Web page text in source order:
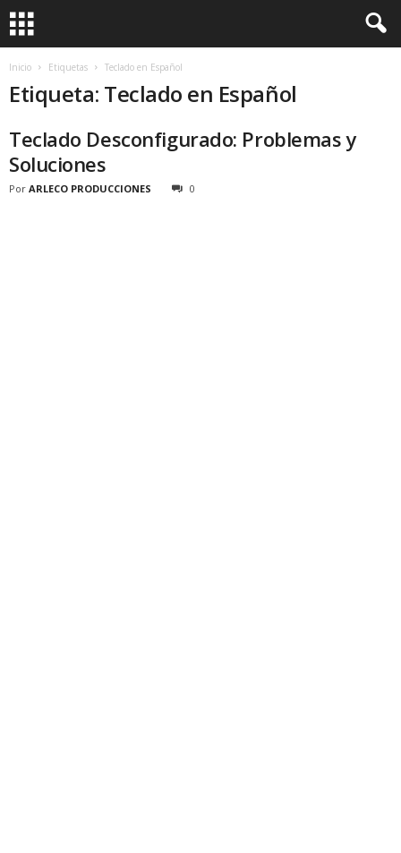
Inicio Etiquetas Teclado en Español
Etiqueta: Teclado en Español
Teclado Desconfigurado: Problemas y
Soluciones
Por ARLECO PRODUCCIONES 0